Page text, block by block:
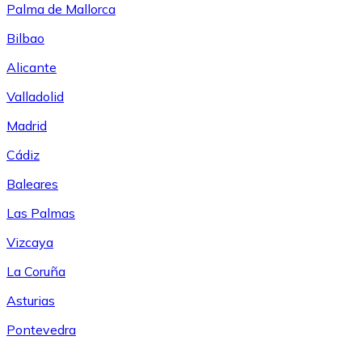
Palma de Mallorca
Bilbao
Alicante
Valladolid
Madrid
Cádiz
Baleares
Las Palmas
Vizcaya
La Coruña
Asturias
Pontevedra